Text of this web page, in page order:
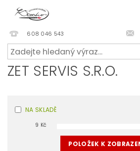
608 046 543
ZET SERVIS S.R.O.
NA SKLADĚ
9 Kč
POLOŽEK K